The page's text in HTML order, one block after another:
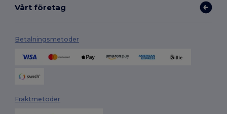
Vårt företag
Betalningsmetoder
Fraktmetoder